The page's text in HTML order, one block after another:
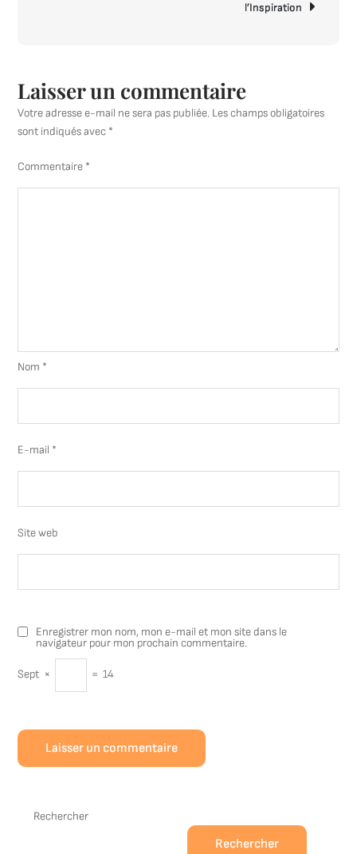
l’Inspiration
Laisser un commentaire
Votre adresse e-mail ne sera pas publiée. Les champs obligatoires
sont indiqués avec *
Commentaire *
Nom *
E-mail *
Site web
Enregistrer mon nom, mon e-mail et mon site dans le
navigateur pour mon prochain commentaire.
Sept × = 14
Rechercher
Rechercher